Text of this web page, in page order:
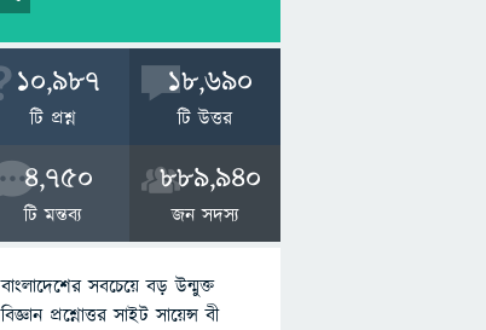
10,987
টি প্রশ্ন
18,690
টি উত্তর
4,750
টি মন্তব্য
889,940
জন সদস্য
বাংলাদেশের সবচেয়ে বড় উন্মুক্ত
বিজ্ঞান প্রশ্নোত্তর সাইট সায়েন্স বী